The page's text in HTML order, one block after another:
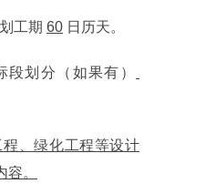
工期 60 日历天。
段划分（如果有）
程、绿化工程等设计
容。